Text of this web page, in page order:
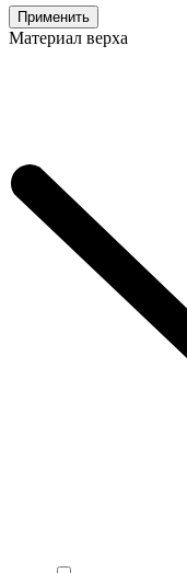
Применить
Материал верха